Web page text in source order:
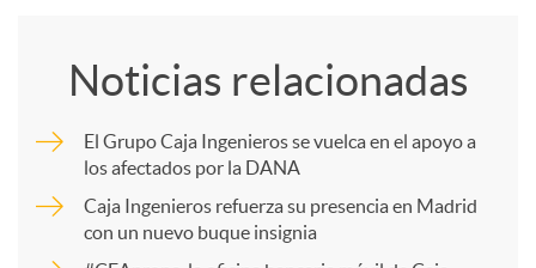
p
Noticias relacionadas
El Grupo Caja Ingenieros se vuelca en el apoyo a
los afectados por la DANA
Caja Ingenieros refuerza su presencia en Madrid
con un nuevo buque insignia